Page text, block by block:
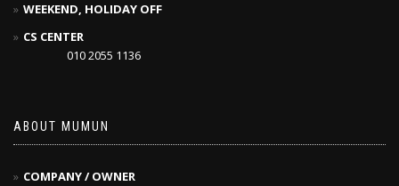
WEEKEND, HOLIDAY OFF
CS CENTER
010 2055 1136
ABOUT MUMUN
COMPANY / OWNER